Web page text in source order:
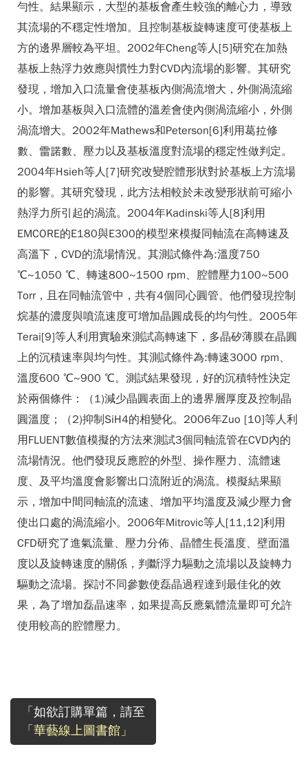
勻性。結果顯示，大型的基板會產生較強的離心力，導致
其流場的不穩定性增加。且控制基板旋轉速度可使基板上
方的邊界層較為平坦。2002年Cheng等人[5]研究在加熱
基板上熱浮力效應與慣性力對CVD內流場的影響。其研究
發現，增加入口流量會使基板內側渦流增大，外側渦流縮
小。增加基板與入口流體的溫差會使內側渦流縮小，外側
渦流增大。2002年Mathews和Peterson[6]利用葛拉修
數、雷諾數、壓力以及基板溫度對流場的穩定性做判定。
2004年Hsieh等人[7]研究改變腔體形狀對於基板上方流場
的影響。其研究發現，此方法相較於未改變形狀前可縮小
熱浮力所引起的渦流。2004年Kadinski等人[8]利用
EMCORE的E180與E300的模型來模擬同軸流在高轉速及
高溫下，CVD的流場情況。其測試條件為:溫度750
℃~1050 ℃、轉速800~1500 rpm、腔體壓力100~500
Torr，且在同軸流管中，共有4個同心圓管。他們發現控制
烷基的濃度與噴流速度可增加晶圓成長的均勻性。2005年
Terai[9]等人利用實驗來測試高轉速下，多晶矽薄膜在晶圓
上的沉積速率與均勻性。其測試條件為:轉速3000 rpm、
溫度600 ℃~900 ℃。測試結果發現，好的沉積特性決定
於兩個條件：（1)減少晶圓表面上的邊界層厚度及控制晶
圓溫度；（2)抑制SiH4的相變化。2006年Zuo [10]等人利
用FLUENT數值模擬的方法來測試3個同軸流管在CVD內的
流場情況。他們發現反應腔的外型、操作壓力、流體速
度、及平均溫度會影響出口流附近的渦流。模擬結果顯
示，增加中間同軸流的流速、增加平均溫度及減少壓力會
使出口處的渦流縮小。2006年Mitrovic等人[11,12]利用
CFD研究了進氣流量、壓力分佈、晶體生長溫度、壁面溫
度以及旋轉速度的關係，判斷浮力驅動之流場以及旋轉力
驅動之流場。探討不同參數使磊晶過程達到最佳化的效
果，為了增加磊晶速率，如果提高反應氣體流量即可允許
使用較高的腔體壓力。
「如欲訂購單篇，請至
「華藝線上圖書館」